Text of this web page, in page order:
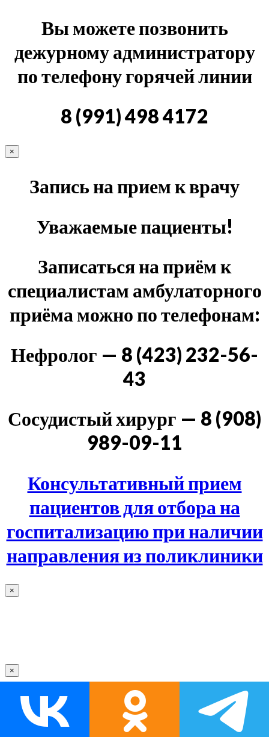
Вы можете позвонить
дежурному администратору
по телефону горячей линии
8 (991) 498 4172
×
Запись на прием к врачу
Уважаемые пациенты!
Записаться на приём к
специалистам амбулаторного
приёма можно по телефонам:
Нефролог — 8 (423) 232-56-
43
Сосудистый хирург — 8 (908)
989-09-11
Консультативный прием
пациентов для отбора на
госпитализацию при наличии
направления из поликлиники
×
×